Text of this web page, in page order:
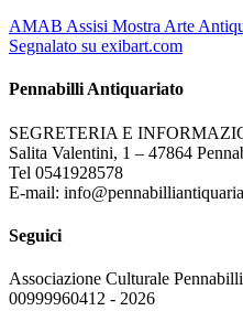
AMAB Assisi Mostra Arte
Segnalato su exibart.com
Pennabilli Antiquariato
SEGRETERIA E
Salita Valentini, 1 – 47864
Tel 0541928578
E-mail:
Seguici
Associazione Culturale
00999960412 - 2026